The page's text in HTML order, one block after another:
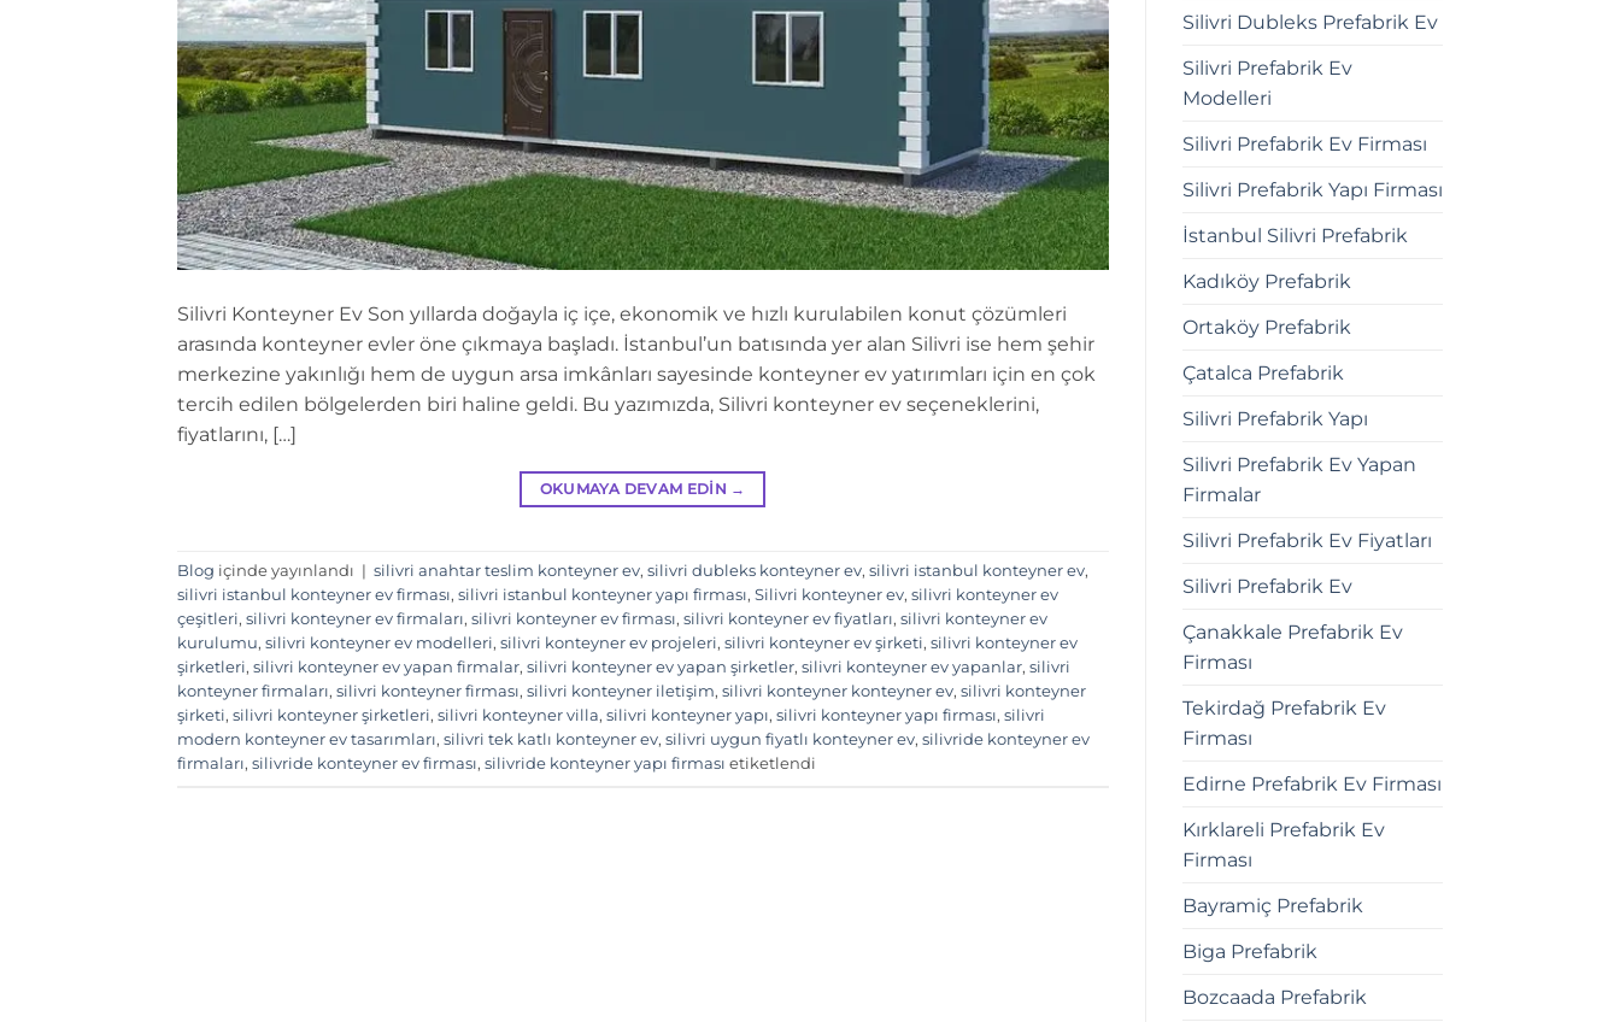
Silivri Konteyner Ev Son yıllarda doğayla iç içe, ekonomik ve hızlı kurulabilen konut çözümleri
arasında konteyner evler öne çıkmaya başladı. İstanbul’un batısında yer alan Silivri ise hem şehir
merkezine yakınlığı hem de uygun arsa imkânları sayesinde konteyner ev yatırımları için en çok
tercih edilen bölgelerden biri haline geldi. Bu yazımızda, Silivri konteyner ev seçeneklerini,
fiyatlarını, […]
OKUMAYA DEVAM EDIN →
Blog içinde yayınlandı | silivri anahtar teslim konteyner ev, silivri dubleks konteyner ev, silivri istanbul konteyner ev,
silivri istanbul konteyner ev firması, silivri istanbul konteyner yapı firması, Silivri konteyner ev, silivri konteyner ev
çeşitleri, silivri konteyner ev firmaları, silivri konteyner ev firması, silivri konteyner ev fiyatları, silivri konteyner ev
kurulumu, silivri konteyner ev modelleri, silivri konteyner ev projeleri, silivri konteyner ev şirketi, silivri konteyner ev
şirketleri, silivri konteyner ev yapan firmalar, silivri konteyner ev yapan şirketler, silivri konteyner ev yapanlar, silivri
konteyner firmaları, silivri konteyner firması, silivri konteyner iletişim, silivri konteyner konteyner ev, silivri konteyner
şirketi, silivri konteyner şirketleri, silivri konteyner villa, silivri konteyner yapı, silivri konteyner yapı firması, silivri
modern konteyner ev tasarımları, silivri tek katlı konteyner ev, silivri uygun fiyatlı konteyner ev, silivride konteyner ev
firmaları, silivride konteyner ev firması, silivride konteyner yapı firması etiketlendi
Silivri Dubleks Prefabrik Ev
Silivri Prefabrik Ev
Modelleri
Silivri Prefabrik Ev Firması
Silivri Prefabrik Yapı Firması
İstanbul Silivri Prefabrik
Kadıköy Prefabrik
Ortaköy Prefabrik
Çatalca Prefabrik
Silivri Prefabrik Yapı
Silivri Prefabrik Ev Yapan
Firmalar
Silivri Prefabrik Ev Fiyatları
Silivri Prefabrik Ev
Çanakkale Prefabrik Ev
Firması
Tekirdağ Prefabrik Ev
Firması
Edirne Prefabrik Ev Firması
Kırklareli Prefabrik Ev
Firması
Bayramiç Prefabrik
Biga Prefabrik
Bozcaada Prefabrik